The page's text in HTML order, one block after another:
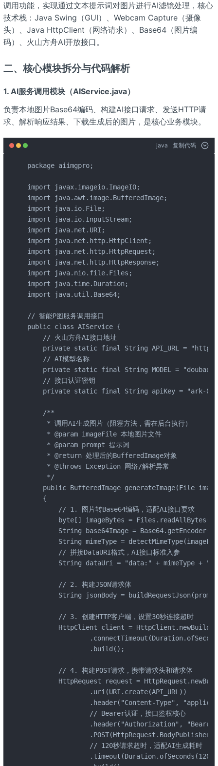
调用功能，实现通过文本提示词对图片进行AI滤镜处理，核心
技术栈：Java Swing（GUI）、Webcam Capture（摄像
头）、Java HttpClient（网络请求）、Base64（图片编
码）、火山方舟AI开放接口。
二、核心模块拆分与代码解析
1. AI服务调用模块（AIService.java）
负责本地图片Base64编码、构建AI接口请求、发送HTTP请
求、解析响应结果、下载生成后的图片，是核心业务模块。
java 复制代码
package aiimgpro;
import javax.imageio.ImageIO;
import java.awt.image.BufferedImage;
import java.io.File;
import java.io.InputStream;
import java.net.URI;
import java.net.http.HttpClient;
import java.net.http.HttpRequest;
import java.net.http.HttpResponse;
import java.nio.file.Files;
import java.time.Duration;
import java.util.Base64;
// 智能P图服务调用接口
public class AIService {
    // 火山方舟AI接口地址
private static final String API_URL =
    // AI模型名称
private static final String MODEL = "doubao-
    // 接口认证密钥
private static final String apiKey = "ark-
    /**
     * 调用AI生成图片（阻塞方法，需在后台执行）
     * @param imageFile 本地图片文件
     * @param prompt 提示词
     * @return 处理后的BufferedImage对象
     * @throws Exception 网络/解析异常
     */
public BufferedImage generateImage(File
    {
        // 1. 图片转Base64编码，适配AI接口要求
byte[] imageBytes =
String base64Image =
String mimeType =
        // 拼接DataURI格式，AI接口标准入参
String dataUri = "data:" + mimeType +
        // 2. 构建JSON请求体
String jsonBody =
        // 3. 创建HTTP客户端，设置30秒连接超时
HttpClient client =
                .build();
        // 4. 构建POST请求，携带请求头和请求体
HttpRequest request =
                .uri(URI.create(API_URL))
.header("Content-Type",
                // Bearer认证，接口鉴权核心
.header("Authorization", "Bearer
                // 120秒请求超时，适配AI生成耗时
                .timeout(Duration.ofSeconds(120))